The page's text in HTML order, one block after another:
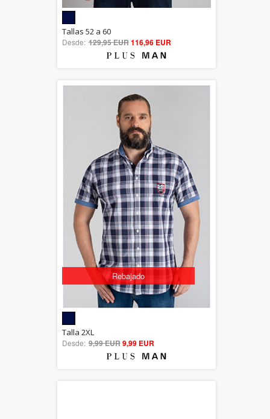
out of 5
Tallas 52 a 60
Desde: 129,95 EUR116,96 EUR
Rebajado
out of 5
Talla 2XL
Desde: 9,99 EUR9,99 EUR